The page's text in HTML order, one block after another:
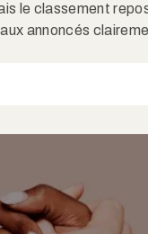
le classement
annoncés